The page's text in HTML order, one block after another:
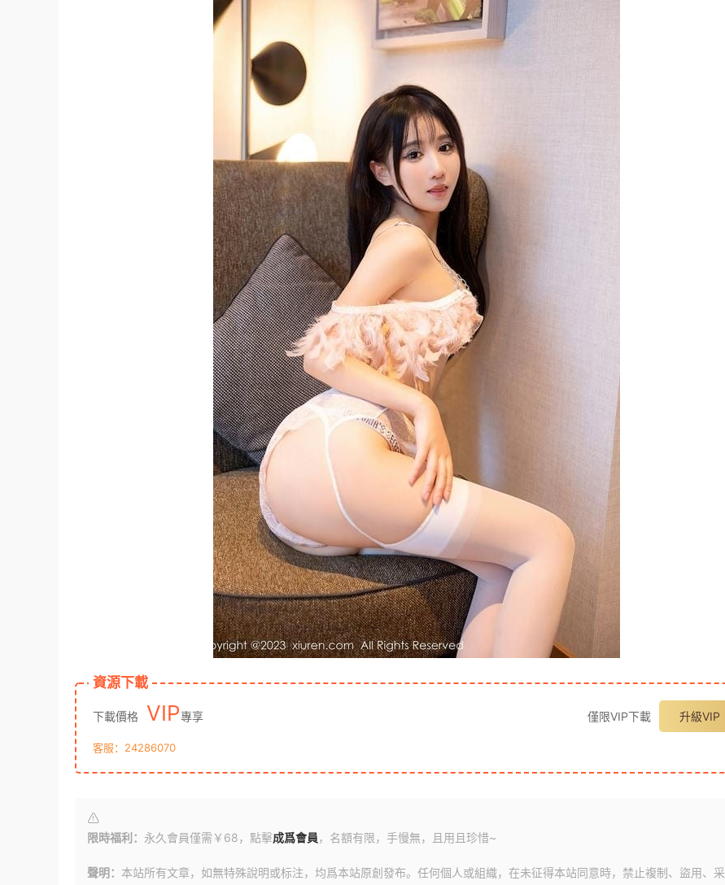
資源下載
下載價格 VIP專享 僅限VIP下載 升級VIP
客服：24286070
限時福利： 永久會員僅需￥68，點擊成爲會員，名額有限，手慢無，且用且珍惜~
聲明： 本站所有文章，如無特殊說明或标注，均爲本站原創發布。任何個人或組織，在未征得本站同意時，禁止複制、盜用、采